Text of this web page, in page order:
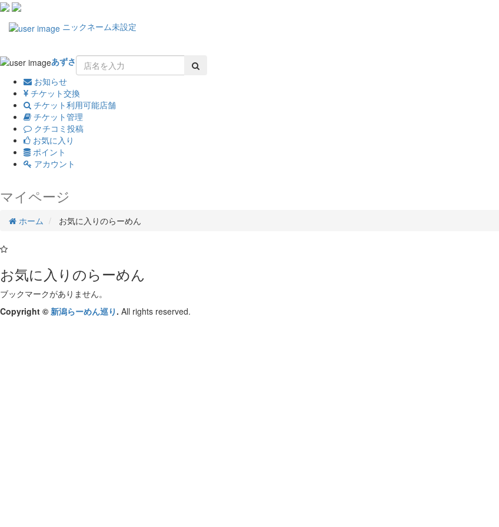
navigation
ニックネーム未設定
あずさ
お知らせ
チケット交換
チケット利用可能店舗
チケット管理
クチコミ投稿
お気に入り
ポイント
アカウント
マイページ
ホーム お気に入りのらーめん
お気に入りのらーめん
ブックマークがありません。
Copyright © 新潟らーめん巡り . All rights reserved.